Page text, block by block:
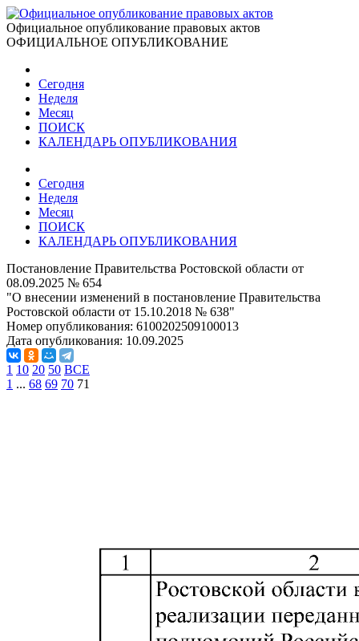
Официальное опубликование правовых актов
ОФИЦИАЛЬНОЕ ОПУБЛИКОВАНИЕ
Сегодня
Неделя
Месяц
ПОИСК
КАЛЕНДАРЬ ОПУБЛИКОВАНИЯ
Сегодня
Неделя
Месяц
ПОИСК
КАЛЕНДАРЬ ОПУБЛИКОВАНИЯ
Постановление Правительства Ростовской области от
08.09.2025 № 654
"О внесении изменений в постановление Правительства
Ростовской области от 15.10.2018 № 638"
Номер опубликования: 6100202509100013
Дата опубликования: 10.09.2025
1 10 20 50 ВСЕ
1 ... 68 69 70 71